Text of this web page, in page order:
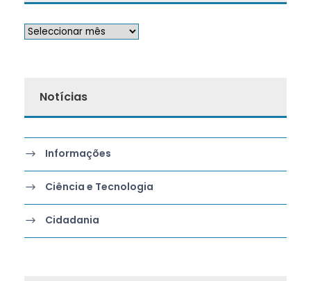
Notícias
Informações
Ciência e Tecnologia
Cidadania